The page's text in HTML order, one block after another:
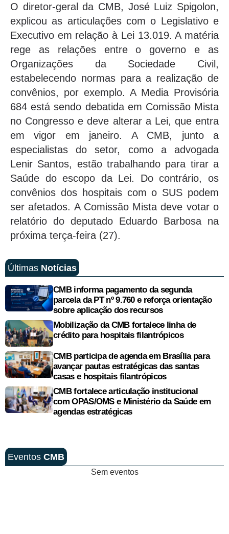
O diretor-geral da CMB, José Luiz Spigolon,
explicou as articulações com o Legislativo e
Executivo em relação à Lei 13.019. A matéria
rege as relações entre o governo e as
Organizações da Sociedade Civil,
estabelecendo normas para a realização de
convênios, por exemplo. A Media Provisória
684 está sendo debatida em Comissão Mista
no Congresso e deve alterar a Lei, que entra
em vigor em janeiro. A CMB, junto a
especialistas do setor, como a advogada
Lenir Santos, estão trabalhando para tirar a
Saúde do escopo da Lei. Do contrário, os
convênios dos hospitais com o SUS podem
ser afetados. A Comissão Mista deve votar o
relatório do deputado Eduardo Barbosa na
próxima terça-feira (27).
Últimas Notícias
CMB informa pagamento da segunda
parcela da PT nº 9.760 e reforça orientação
sobre aplicação dos recursos
Mobilização da CMB fortalece linha de
crédito para hospitais filantrópicos
CMB participa de agenda em Brasília para
avançar pautas estratégicas das santas
casas e hospitais filantrópicos
CMB fortalece articulação institucional
com OPAS/OMS e Ministério da Saúde em
agendas estratégicas
Eventos CMB
Sem eventos